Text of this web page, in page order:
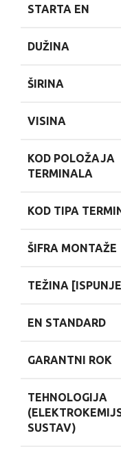
STARTA EN
DUŽINA
ŠIRINA
VISINA
KOD POLOŽAJA
TERMINALA
KOD TIPA
ŠIFRA MONTAŽE
TEŽINA
EN STANDARD
GARANTNI ROK
TEHNOLOGIJA
SUSTAV)